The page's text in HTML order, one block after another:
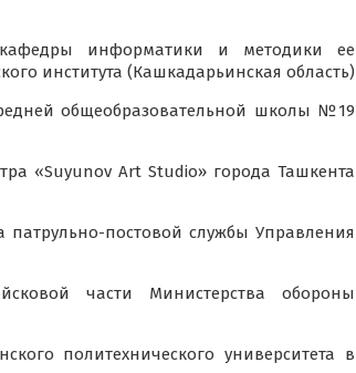
информатики и методики ее
института (Кашкадарьинская область)
общеобразовательной школы №19
«Suyunov Art Studio» города Ташкента
патрульно-постовой службы Управления
части Министерства обороны
политехнического университета в